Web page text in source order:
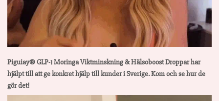
Piguiay® GLP-1 Moringa Viktminskning & Hälsoboost Droppar har
hjälpt till att ge konkret hjälp till kunder i Sverige. Kom och se hur de
gör det!